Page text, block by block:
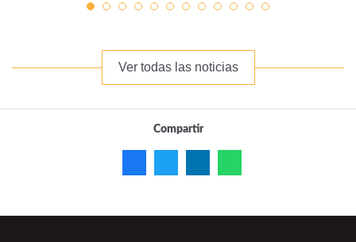
Ver todas las noticias
Compartir